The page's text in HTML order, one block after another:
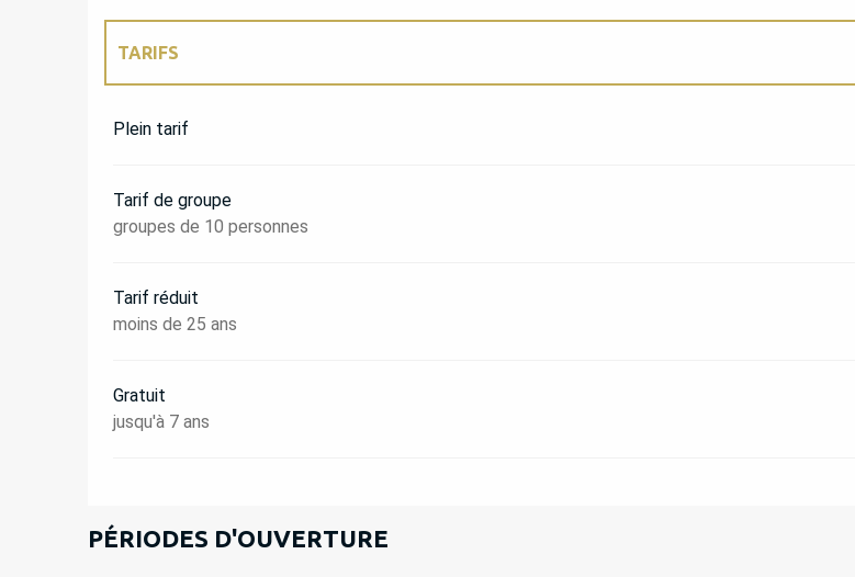
TARIFS
TARIFS 2027
Plein tarif
Tarif de groupe
groupes de 10 personnes
Tarif réduit
moins de 25 ans
Gratuit
jusqu'à 7 ans
PÉRIODES D'OUVERTURE